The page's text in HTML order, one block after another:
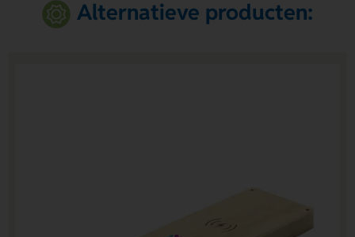
Alternatieve producten: